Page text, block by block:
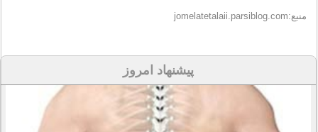
منبع:jomelatetalaii.parsiblog.com
پیشنهاد امروز